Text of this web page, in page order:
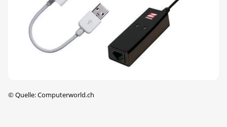
©Quelle: Computerworld.ch